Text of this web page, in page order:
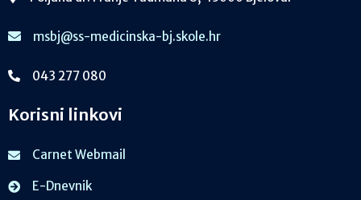
msbj@ss-medicinska-bj.skole.hr
043 277 080
Korisni linkovi
Carnet Webmail
E-Dnevnik